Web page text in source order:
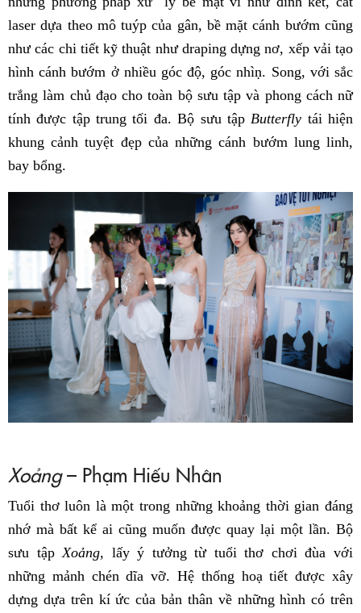
laser dựa theo mô tuýp của gân, bề mặt cánh bướm cũng
như các chi tiết kỹ thuật như draping dựng nơ, xếp vải tạo
hình cánh bướm ở nhiều góc độ, góc nhìṇ. Song, với sắc
trắng làm chủ đạo cho toàn bộ sưu tập và phong cách nữ
tính được tập trung tối đa. Bộ sưu tậpButterfly tái hiện
khung cảnh tuyệt đẹp của những cánh bướm lung linh,
bay bổng.
Xoảng– Phạm Hiếu Nhân
Tuổi thơ luôn là một trong những khoảng thời gian đáng
nhớ mà bất kể ai cũng muốn được quay lại một lần. Bộ
sưu tập Xoảng, lấy ý tưởng từ tuổi thơ chơi đùa với
những mảnh chén dĩa vỡ. Hệ thống hoạ tiết được xây
dựng dựa trên kí ức của bản thân về những hình có trên